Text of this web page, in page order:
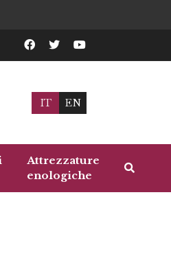
IT EN
Attrezzature
enologiche